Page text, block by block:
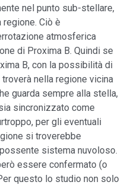
nel punto sub-stellare,
Ciò è
atmosferica
di Proxima B. Quindi se
B, con la possibilità di
nella regione vicina
guarda sempre alla stella,
sincronizzato come
per gli eventuali
si troverebbe
sistema nuvoloso.
essere confermato (o
questo lo studio non solo